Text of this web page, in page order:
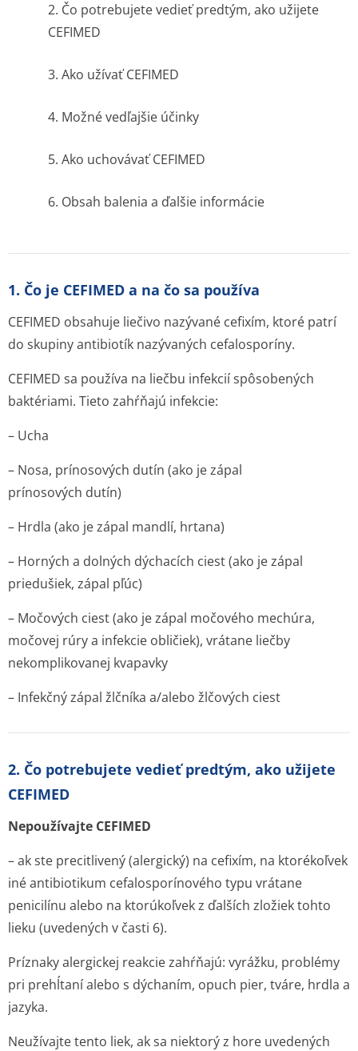
2. Čo potrebujete vedieť predtým, ako užijete
CEFIMED
3. Ako užívať CEFIMED
4. Možné vedľajšie účinky
5. Ako uchovávať CEFIMED
6. Obsah balenia a ďalšie informácie
1. Čo je CEFIMED a na čo sa používa
CEFIMED obsahuje liečivo nazývané cefixím, ktoré patrí
do skupiny antibiotík nazývaných cefalosporíny.
CEFIMED sa používa na liečbu infekcií spôsobených
baktériami. Tieto zahŕňajú infekcie:
– Ucha
– Nosa, prínosových dutín (ako je zápal
prínosových dutín)
– Hrdla (ako je zápal mandlí, hrtana)
– Horných a dolných dýchacích ciest (ako je zápal
priedušiek, zápal pľúc)
– Močových ciest (ako je zápal močového mechúra,
močovej rúry a infekcie obličiek), vrátane liečby
nekomplikovanej kvapavky
– Infekčný zápal žlčníka a/alebo žlčových ciest
2. Čo potrebujete vedieť predtým, ako užijete
CEFIMED
Nepoužívajte CEFIMED
– ak ste precitlivený (alergický) na cefixím, na ktorékoľvek
iné antibiotikum cefalosporínového typu vrátane
penicilínu alebo na ktorúkoľvek z ďalších zložiek tohto
lieku (uvedených v časti 6).
Príznaky alergickej reakcie zahŕňajú: vyrážku, problémy
pri prehĺtaní alebo s dýchaním, opuch pier, tváre, hrdla a
jazyka.
Neužívajte tento liek, ak sa niektorý z hore uvedených